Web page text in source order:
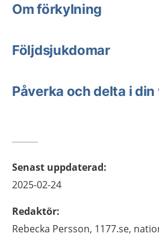
Om förkylning
Följdsjukdomar
Påverka och delta i din
Senast uppdaterad:
2025-02-24
Redaktör:
Rebecka Persson, 1177.se,